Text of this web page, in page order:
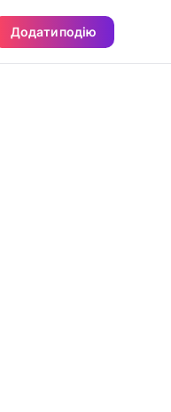
Додати подію